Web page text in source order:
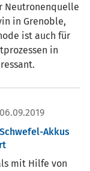
Neutronenquelle
in Grenoble,
ist auch für
in
06.09.2019
Akkus
mit Hilfe von